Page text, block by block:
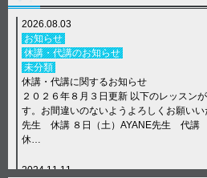
2026.08.03
お知らせ
休講・代講のお知らせ
未分類
休講・代講に関するお知らせ
２０２６年８月３日更新 以下のレッスン
す。お間違いのないようよろしくお願い
先生 休講 ８日（土）AYANE先生 代
休…
2024.11.11